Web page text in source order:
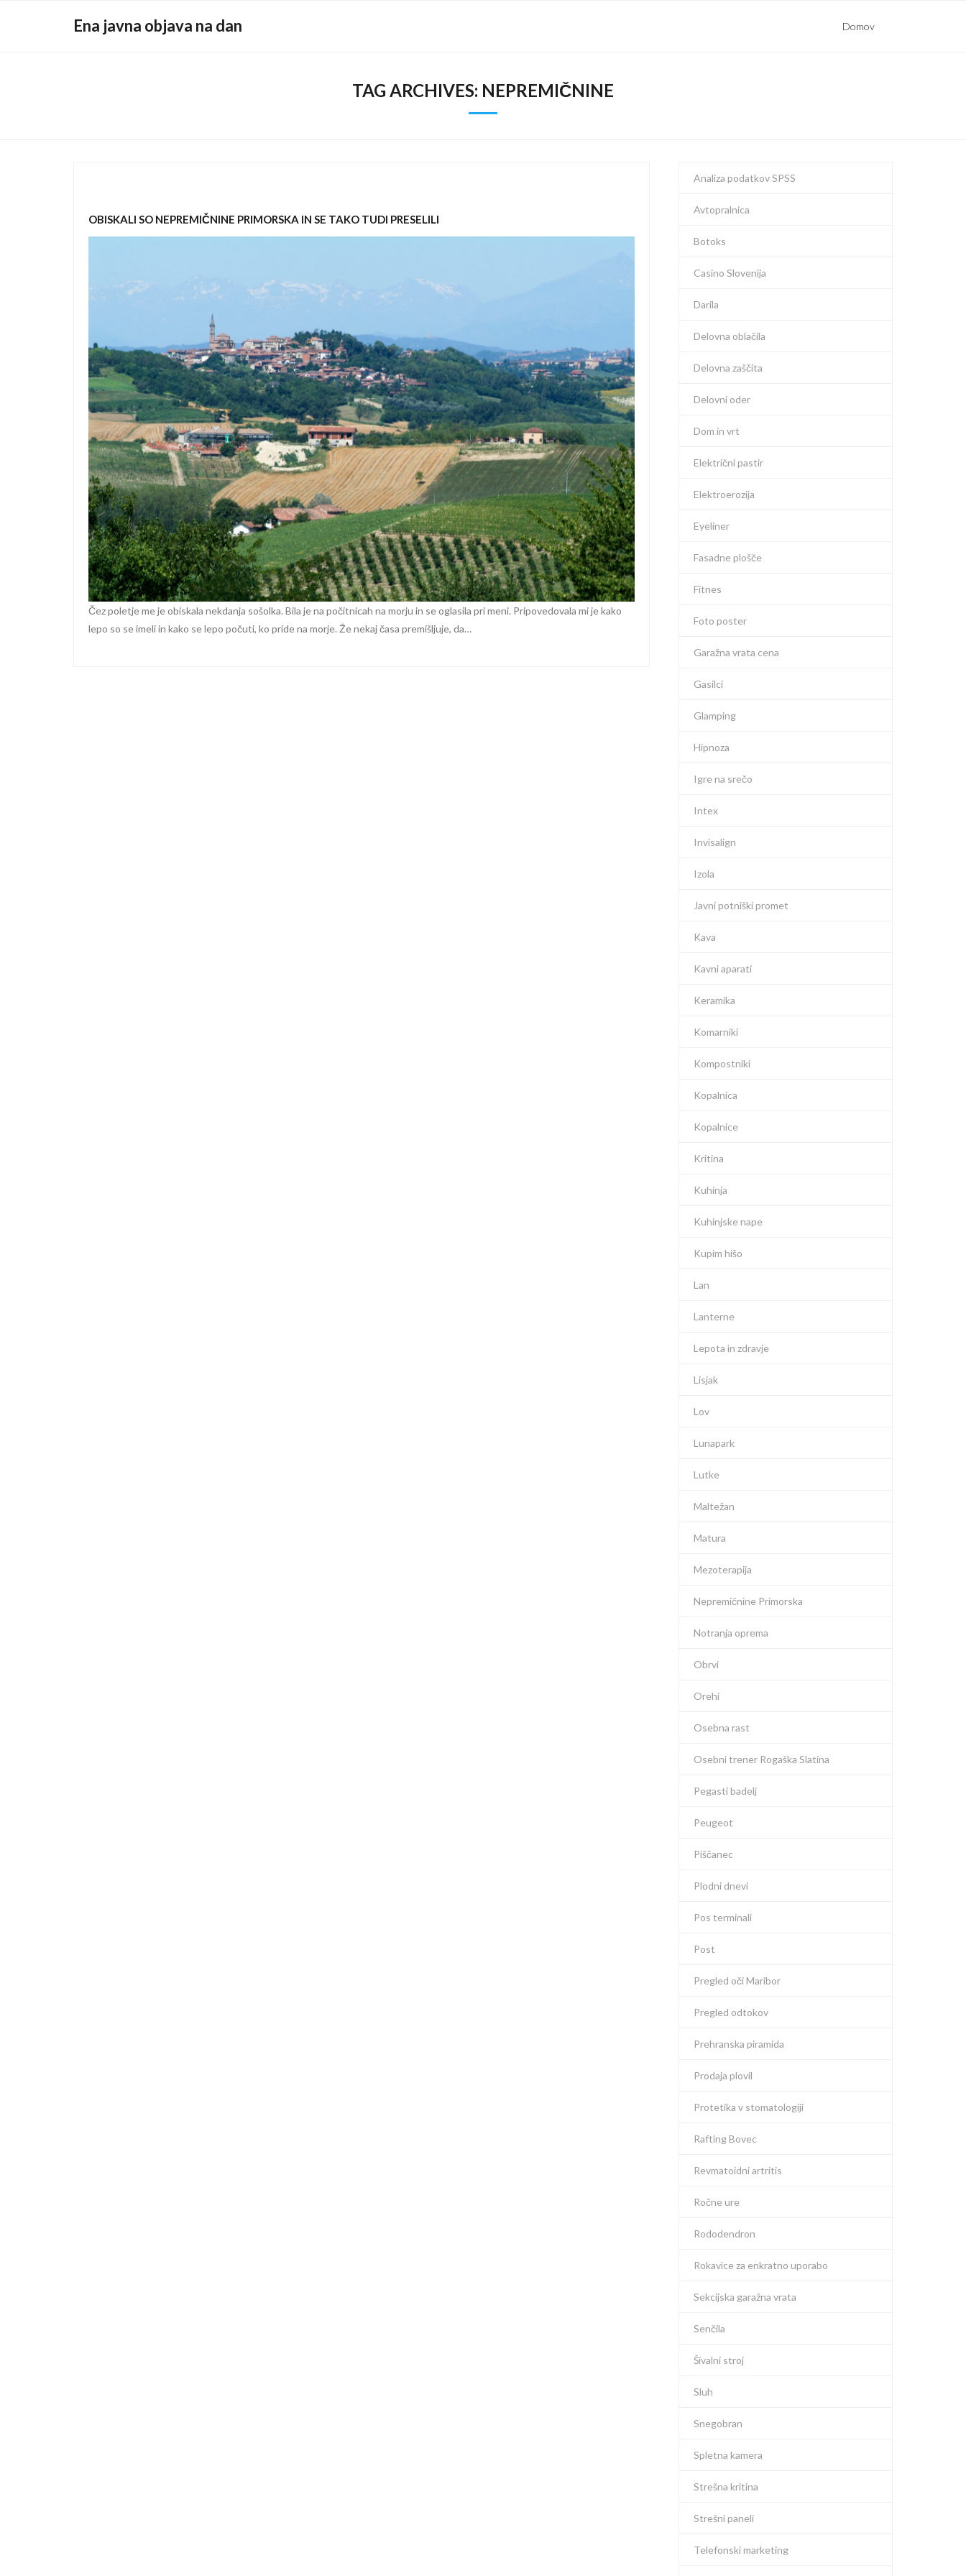
Ena javna objava na dan Domov
TAG ARCHIVES: NEPREMIČNINE
OBISKALI SO NEPREMIČNINE PRIMORSKA IN SE TAKO TUDI PRESELILI
Čez poletje me je obiskala nekdanja sošolka. Bila je na počitnicah na morju in se oglasila pri meni. Pripovedovala mi je kako
lepo so se imeli in kako se lepo počuti, ko pride na morje. Že nekaj časa premišljuje, da…
Analiza podatkov SPSS
Avtopralnica
Botoks
Casino Slovenija
Darila
Delovna oblačila
Delovna zaščita
Delovni oder
Dom in vrt
Električni pastir
Elektroerozija
Eyeliner
Fasadne plošče
Fitnes
Foto poster
Garažna vrata cena
Gasilci
Glamping
Hipnoza
Igre na srečo
Intex
Invisalign
Izola
Javni potniški promet
Kava
Kavni aparati
Keramika
Komarniki
Kompostniki
Kopalnica
Kopalnice
Kritina
Kuhinja
Kuhinjske nape
Kupim hišo
Lan
Lanterne
Lepota in zdravje
Lisjak
Lov
Lunapark
Lutke
Maltežan
Matura
Mezoterapija
Nepremičnine Primorska
Notranja oprema
Obrvi
Orehi
Osebna rast
Osebni trener Rogaška Slatina
Pegasti badelj
Peugeot
Piščanec
Plodni dnevi
Pos terminali
Post
Pregled oči Maribor
Pregled odtokov
Prehranska piramida
Prodaja plovil
Protetika v stomatologiji
Rafting Bovec
Revmatoidni artritis
Ročne ure
Rododendron
Rokavice za enkratno uporabo
Sekcijska garažna vrata
Senčila
Šivalni stroj
Sluh
Snegobran
Spletna kamera
Strešna kritina
Strešni paneli
Telefonski marketing